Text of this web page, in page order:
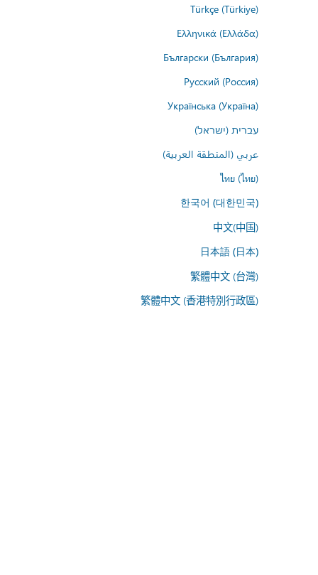
Türkçe (Türkiye)
Ελληνικά (Ελλάδα)
Български (България)
Русский (Россия)
Українська (Україна)
עברית (ישראל)
عربي (المنطقة العربية)
ไทย (ไทย)
한국어 (대한민국)
中文(中国)
日本語 (日本)
繁體中文 (台灣)
繁體中文 (香港特別行政區)